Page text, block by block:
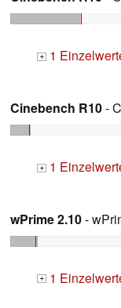
+ 1
Cinebench R10-
+ 1
wPrime 2.10-
+ 1